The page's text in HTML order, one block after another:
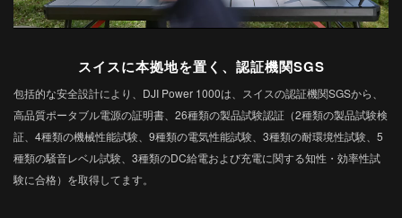
スイスに本拠地を置く、認証機関SGS
包括的な安全設計により、DJI Power 1000は、‌スイスの認証機関SGSから、
高品質ポータブル電源の証明書、26種類の製品試験認証（2種類の製品試験検
証、4種類の機械性能試験、9種類の電気性能試験、3種類の耐環境性試験、5
種類の騒音レベル試験、3種類のDC給電および充電に関する知性・効率性試
験に合格）を取得してます。